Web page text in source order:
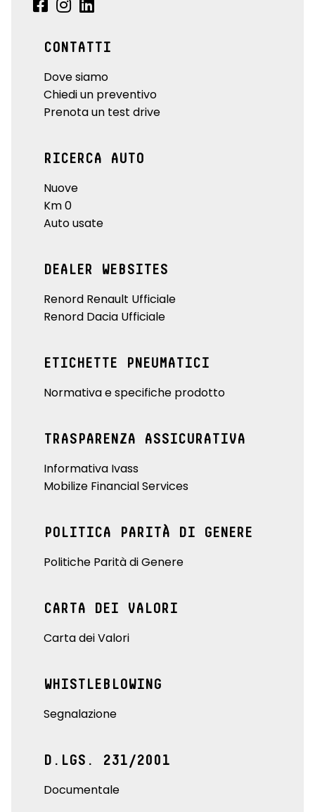
CONTATTI
Dove siamo
Chiedi un preventivo
Prenota un test drive
RICERCA AUTO
Nuove
Km 0
Auto usate
DEALER WEBSITES
Renord Renault Ufficiale
Renord Dacia Ufficiale
ETICHETTE PNEUMATICI
Normativa e specifiche prodotto
TRASPARENZA ASSICURATIVA
Informativa Ivass
Mobilize Financial Services
POLITICA PARITÀ DI GENERE
Politiche Parità di Genere
CARTA DEI VALORI
Carta dei Valori
WHISTLEBLOWING
Segnalazione
D.LGS. 231/2001
Documentale